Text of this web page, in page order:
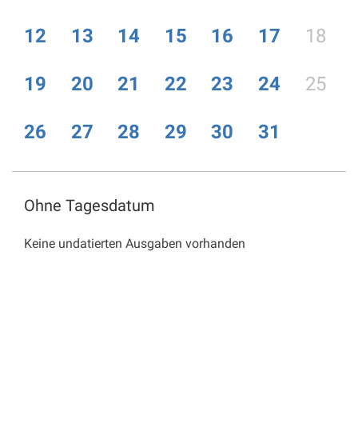
12 13 14 15 16 17 18
19 20 21 22 23 24 25
26 27 28 29 30 31
Ohne Tagesdatum
Keine undatierten Ausgaben vorhanden